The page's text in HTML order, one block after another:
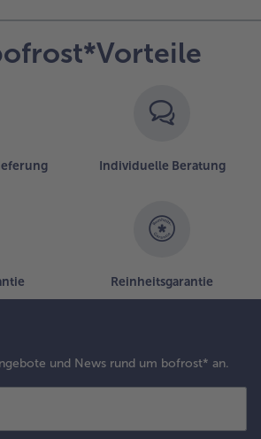
Individuelle Beratung
Reinheitsgarantie
und News rund um bofrost* an.